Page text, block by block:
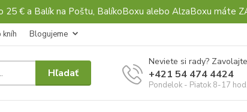
€ a Balík na Poštu, BalíkoBoxu alebo AlzaBoxu máte
kníh Blogujeme
Hľadať
Neviete si rady?
+421 54 474 4424
Pondelok - Piatok 8-17 hod.